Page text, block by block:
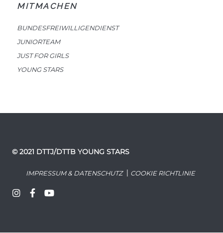
MITMACHEN
BUNDESFREIWILLIGENDIENST
JUNIORTEAM
JUST FOR GIRLS
YOUNG STARS
© 2021 DTTJ/DTTB YOUNG STARS
IMPRESSUM & DATENSCHUTZ| COOKIE RICHTLINIE